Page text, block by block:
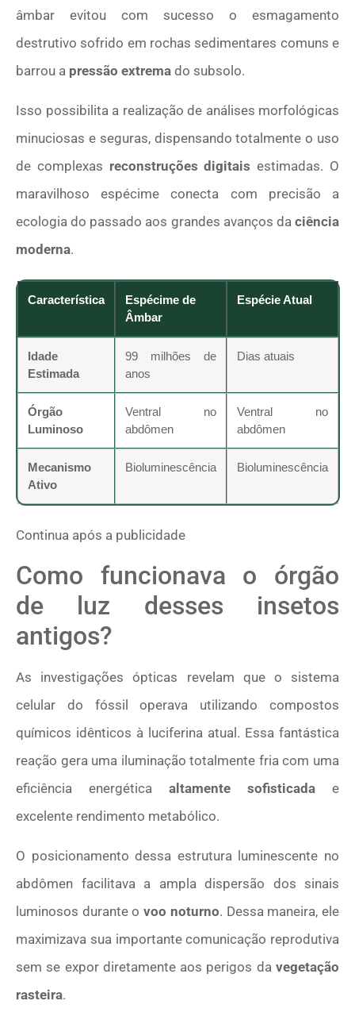
âmbar evitou com sucesso o esmagamento
destrutivo sofrido em rochas sedimentares comuns e
barrou a pressão extrema do subsolo.
Isso possibilita a realização de análises morfológicas
minuciosas e seguras, dispensando totalmente o uso
de complexas reconstruções digitais estimadas. O
maravilhoso espécime conecta com precisão a
ecologia do passado aos grandes avanços da ciência
moderna.
Característica
Espécime de
Âmbar
Espécie Atual
Idade
Estimada
99 milhões de
anos
Dias atuais
Órgão
Luminoso
Ventral no
abdômen
Ventral no
abdômen
Mecanismo
Ativo
Bioluminescência Bioluminescência
Continua após a publicidade
Como funcionava o órgão
de luz desses insetos
antigos?
As investigações ópticas revelam que o sistema
celular do fóssil operava utilizando compostos
químicos idênticos à luciferina atual. Essa fantástica
reação gera uma iluminação totalmente fria com uma
eficiência energética altamente sofisticada e
excelente rendimento metabólico.
O posicionamento dessa estrutura luminescente no
abdômen facilitava a ampla dispersão dos sinais
luminosos durante ovoo noturno. Dessa maneira, ele
maximizava sua importante comunicação reprodutiva
sem se expor diretamente aos perigos da vegetação
rasteira.